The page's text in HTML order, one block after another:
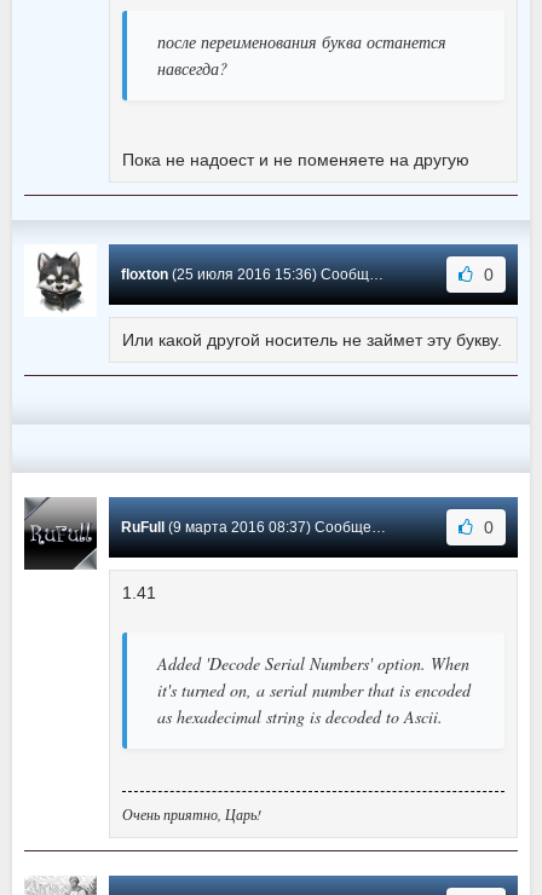
после переименования буква останется
навсегда?
Пока не надоест и не поменяете на другую
floxton(25 июля 2016 15:36) Сообщение #4 0
Или какой другой носитель не займет эту букву.
RuFull (9 марта 2016 08:37) Сообщение #3 0
1.41
Added 'Decode Serial Numbers' option. When
it's turned on, a serial number that is encoded
as hexadecimal string is decoded to Ascii.
Очень приятно, Царь!